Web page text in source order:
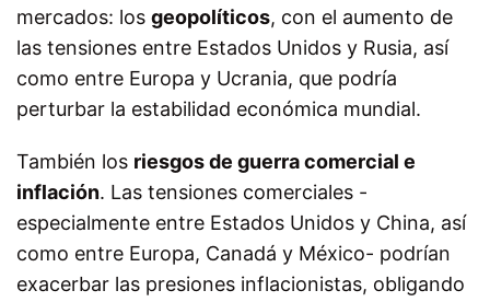
mercados: los geopolíticos, con el aumento de
las tensiones entre Estados Unidos y Rusia, así
como entre Europa y Ucrania, que podría
perturbar la estabilidad económica mundial.
También los riesgos de guerra comercial e
inflación. Las tensiones comerciales -
especialmente entre Estados Unidos y China, así
como entre Europa, Canadá y México- podrían
exacerbar las presiones inflacionistas, obligando